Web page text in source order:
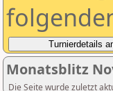
Monatsblitz
Die Seite wurde zuletzt